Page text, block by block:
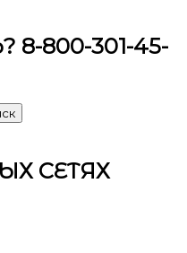
800-301-45-
СЕТЯХ